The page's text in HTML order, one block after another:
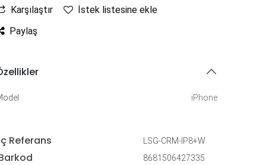
Karşılaştır
İstek listesine ekle
Paylaş
iPhone
Referans LSG-CRM-IP8+W
8681506427335